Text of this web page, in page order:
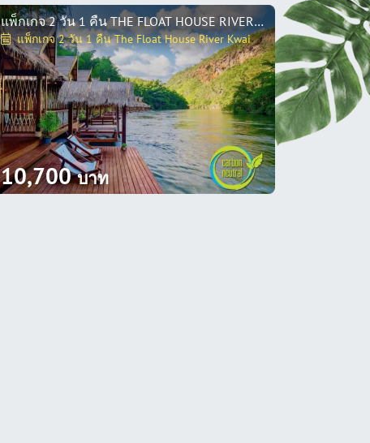
แพ็กเกจ 2 วัน 1 คืน THE FLOAT HOUSE RIVER KWAI
แพ็กเกจ 2 วัน 1 คืน The Float House River Kwai
10,700บาท